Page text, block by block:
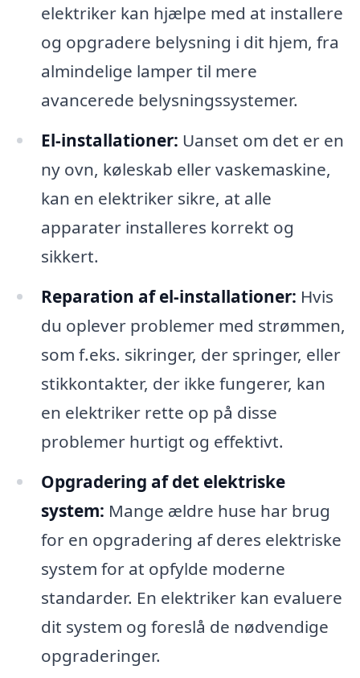
elektriker kan hjælpe med at installere
og opgradere belysning i dit hjem, fra
almindelige lamper til mere
avancerede belysningssystemer.
El-installationer: Uanset om det er en
ny ovn, køleskab eller vaskemaskine,
kan en elektriker sikre, at alle
apparater installeres korrekt og
sikkert.
Reparation af el-installationer: Hvis
du oplever problemer med strømmen,
som f.eks. sikringer, der springer, eller
stikkontakter, der ikke fungerer, kan
en elektriker rette op på disse
problemer hurtigt og effektivt.
Opgradering af det elektriske
system: Mange ældre huse har brug
for en opgradering af deres elektriske
system for at opfylde moderne
standarder. En elektriker kan evaluere
dit system og foreslå de nødvendige
opgraderinger.